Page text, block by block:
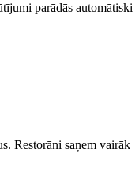
parādās automātiski
Restorāni saņem vairāk